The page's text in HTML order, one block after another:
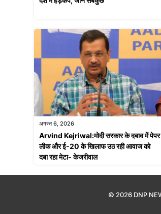
अगस्त 6, 2026
Arvind Kejriwal:मोदी सरकार के दबाव में पेपर
लीक और ई-20 के खिलाफ उठ रही आवाज को
दबा रहा मेटा- केजरीवाल
© 2026 DNP